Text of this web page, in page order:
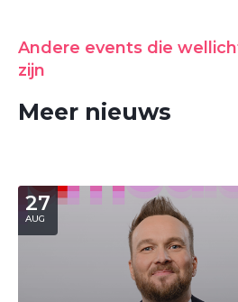
Andere events die
zijn
Meer nieuws
27
AUG